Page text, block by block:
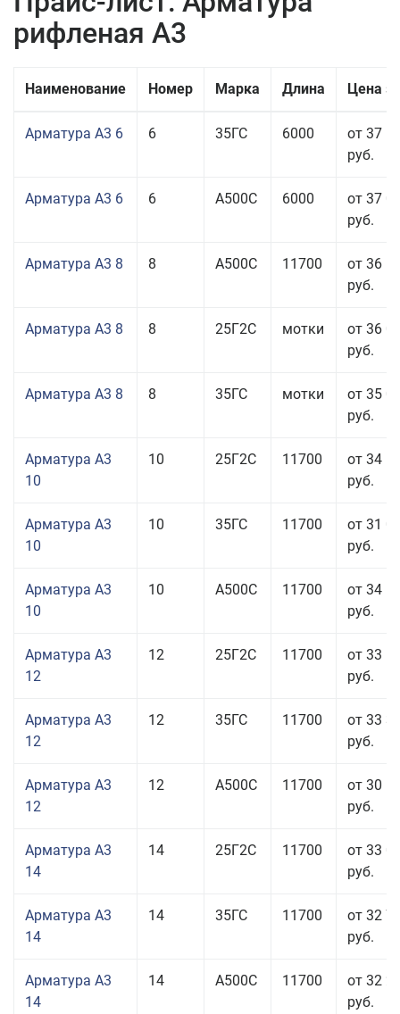
рифленая А3
Наименование Номер Марка Длина Цена за
Арматура А3 6 6 35ГС 6000
от 37
руб.
Арматура А3 6 6 А500С 6000
от 37
руб.
Арматура А3 8 8 А500С 11700
от 36
руб.
Арматура А3 8 8 25Г2С мотки
от 36
руб.
Арматура А3 8 8 35ГС мотки
от 35
руб.
Арматура А3
10
10 25Г2С 11700
от 34
руб.
Арматура А3
10
10 35ГС 11700
от 31
руб.
Арматура А3
10
10 А500С 11700
от 34
руб.
Арматура А3
12
12 25Г2С 11700
от 33
руб.
Арматура А3
12
12 35ГС 11700
от 33
руб.
Арматура А3
12
12 А500С 11700
от 30
руб.
Арматура А3
14
14 25Г2С 11700
от 33
руб.
Арматура А3
14
14 35ГС 11700
от 32
руб.
Арматура А3
14
14 А500С 11700
от 32
руб.